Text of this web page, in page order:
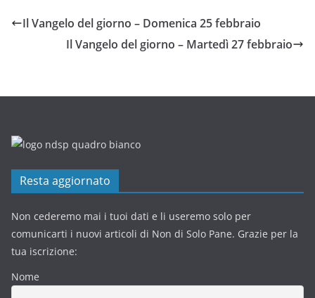
Il Vangelo del giorno – Domenica 25 febbraio
Il Vangelo del giorno – Martedì 27 febbraio
Resta aggiornato
Non cederemo mai i tuoi dati e li useremo solo per
comunicarti i nuovi articoli di Non di Solo Pane. Grazie per la
tua iscrizione:
Nome